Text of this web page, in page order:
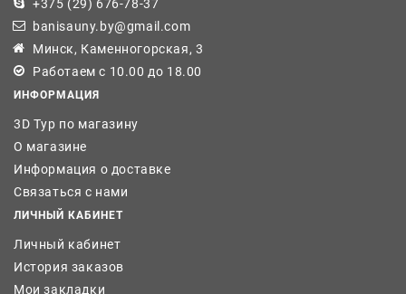
+375 (29) 676-78-37
banisauny.by@gmail.com
Минск, Каменногорская, 3
Работаем с 10.00 до 18.00
ИНФОРМАЦИЯ
3D Тур по магазину
О магазине
Информация о доставке
Связаться с нами
ЛИЧНЫЙ КАБИНЕТ
Личный кабинет
История заказов
Мои закладки